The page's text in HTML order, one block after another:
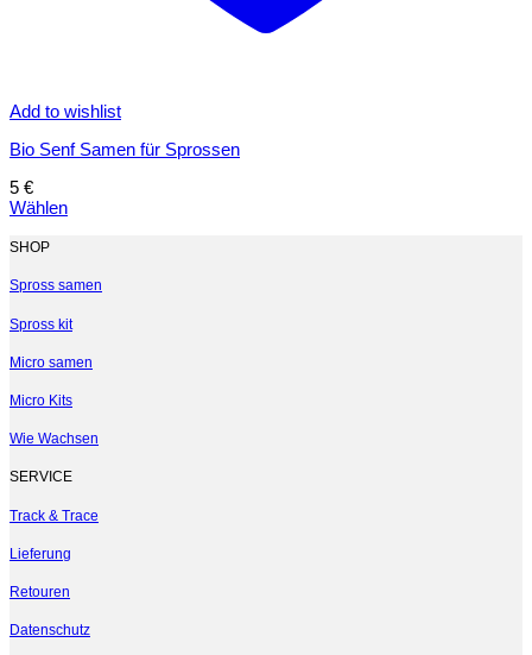
Add to wishlist
Bio Senf Samen für Sprossen
5 €
Wählen
Produkt
mehrere
auf.
Optionen
auf
der
Produktseite
gewählt
SHOP
Spross samen
Spross kit
Micro samen
Micro Kits
Wie Wachsen
SERVICE
Track & Trace
Lieferung
Retouren
Datenschutz